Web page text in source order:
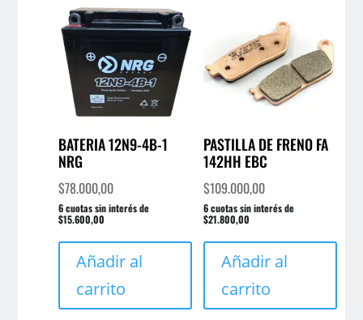
BATERIA 12N9-4B-1
NRG
$78.000,00
6 cuotas sin interés de
$15.600,00
Añadir al
carrito
PASTILLA DE FRENO FA
142HH EBC
$109.000,00
6 cuotas sin interés de
$21.800,00
Añadir al
carrito